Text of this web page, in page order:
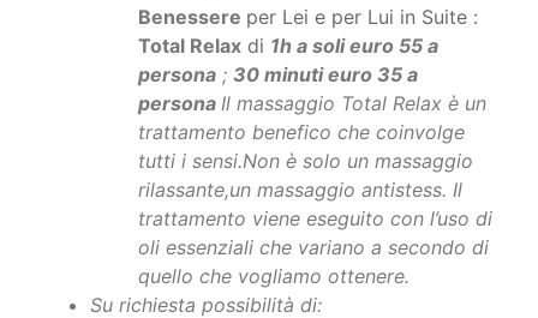
trattamento benefico che coinvolge
tutti i sensi.Non è solo un massaggio
rilassante,un massaggio antistess. Il
trattamento viene eseguito con l’uso di
oli essenziali che variano a secondo di
quello che vogliamo ottenere.
Su richiesta possibilità di:
Disponibile Internet Adsl Wi-Fi. Su richiesta
viene fornita la password di rete per fruire
del servizio. L'utilizzo di internet è gratuito.